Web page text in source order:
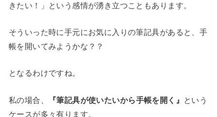
きたい！」という感情が湧き立つこともあります。
そういった時に手元にお気に入りの筆記具があると、手
帳を開いてみようかな？？
となるわけですね。
私の場合、 『筆記具が使いたいから手帳を開く』
という
ケースが多々有ります。